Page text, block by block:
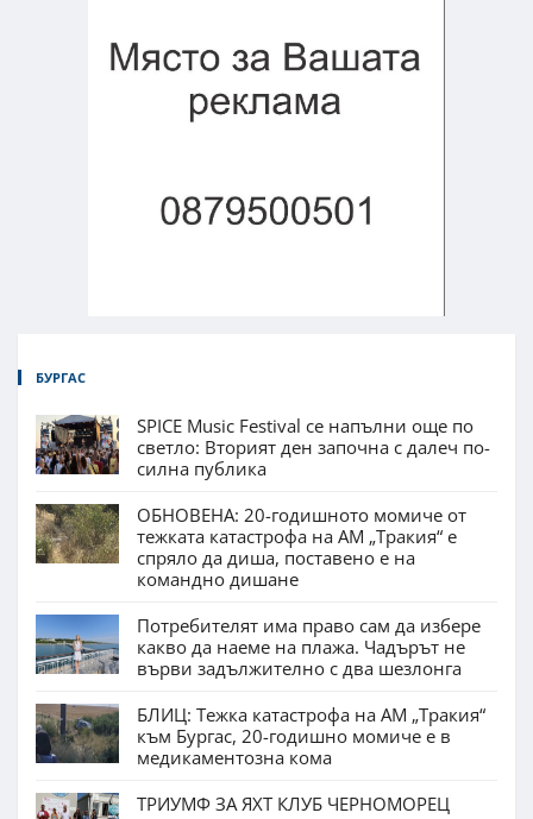
БУРГАС
SPICE Music Festival се напълни още по
светло: Вторият ден започна с далеч по-
силна публика
ОБНОВЕНА: 20-годишното момиче от
тежката катастрофа на АМ „Тракия“ е
спряло да диша, поставено е на
командно дишане
Потребителят има право сам да избере
какво да наеме на плажа. Чадърът не
върви задължително с два шезлонга
БЛИЦ: Тежка катастрофа на АМ „Тракия“
към Бургас, 20-годишно момиче е в
медикаментозна кома
ТРИУМФ ЗА ЯХТ КЛУБ ЧЕРНОМОРЕЦ